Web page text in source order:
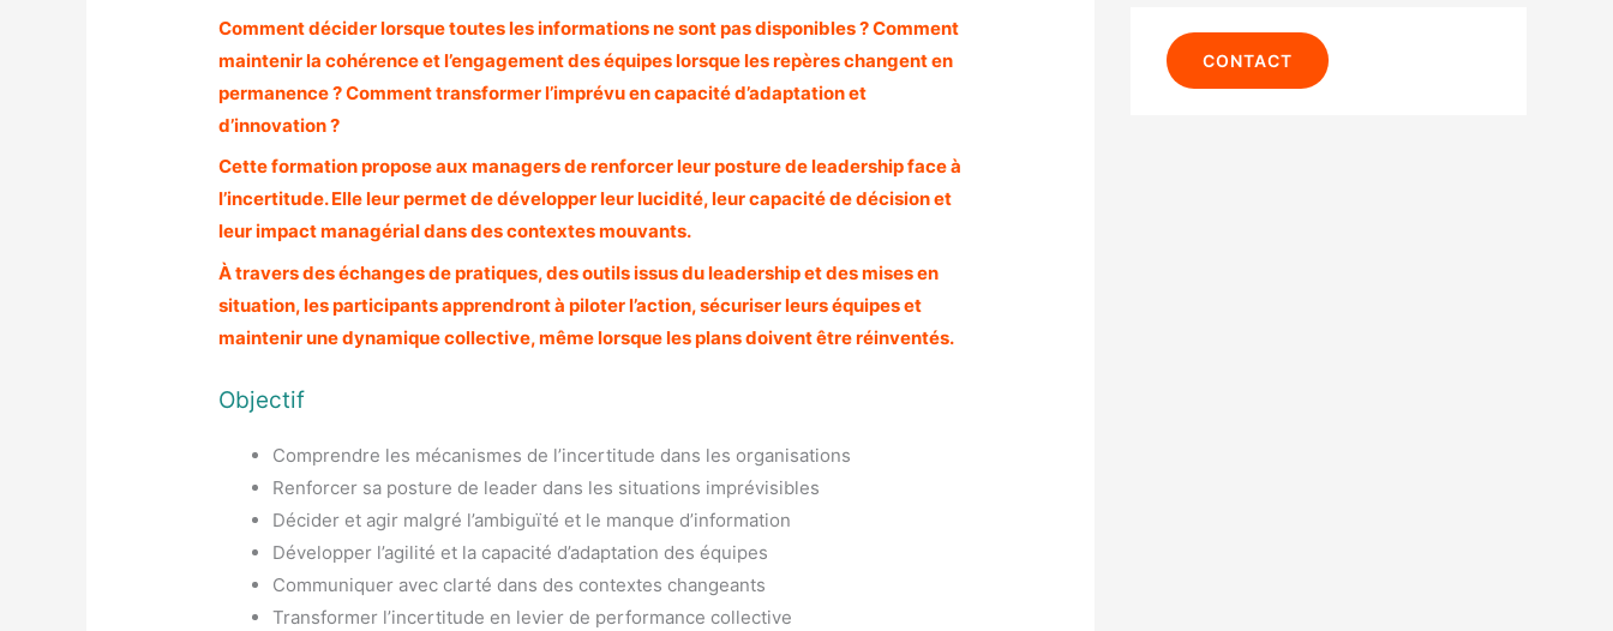
Comment décider lorsque toutes les informations ne sont pas disponibles ? Comment
maintenir la cohérence et l’engagement des équipes lorsque les repères changent en
permanence ? Comment transformer l’imprévu en capacité d’adaptation et
d’innovation ?
Cette formation propose aux managers de renforcer leur posture de leadership face à
l’incertitude. Elle leur permet de développer leur lucidité, leur capacité de décision et
leur impact managérial dans des contextes mouvants.
À travers des échanges de pratiques, des outils issus du leadership et des mises en
situation, les participants apprendront à piloter l’action, sécuriser leurs équipes et
maintenir une dynamique collective, même lorsque les plans doivent être réinventés.
Objectif
Comprendre les mécanismes de l’incertitude dans les organisations
Renforcer sa posture de leader dans les situations imprévisibles
Décider et agir malgré l’ambiguïté et le manque d’information
Développer l’agilité et la capacité d’adaptation des équipes
Communiquer avec clarté dans des contextes changeants
Transformer l’incertitude en levier de performance collective
CONTACT